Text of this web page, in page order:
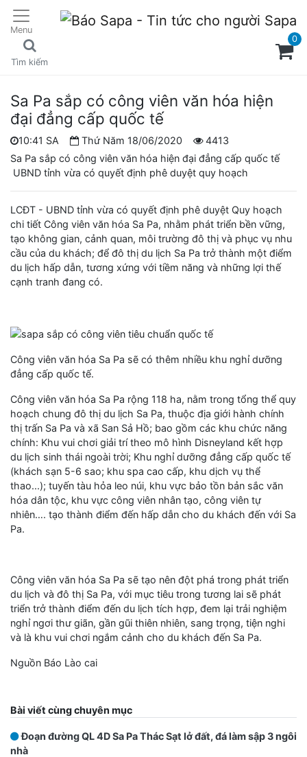
Menu
Tìm kiếm
0
Sa Pa sắp có công viên văn hóa hiện
đại đẳng cấp quốc tế
10:41 SA Thứ Năm 18/06/2020
4413
Sa Pa sắp có công viên văn hóa hiện đại đẳng cấp quốc tế
UBND tỉnh vừa có quyết định phê duyệt quy hoạch
LCĐT - UBND tỉnh vừa có quyết định phê duyệt Quy hoạch
chi tiết Công viên văn hóa Sa Pa, nhằm phát triển bền vững,
tạo không gian, cảnh quan, môi trường đô thị và phục vụ nhu
cầu của du khách; để đô thị du lịch Sa Pa trở thành một điểm
du lịch hấp dẫn, tương xứng với tiềm năng và những lợi thế
cạnh tranh đang có.
Công viên văn hóa Sa Pa sẽ có thêm nhiều khu nghỉ dưỡng
đẳng cấp quốc tế.
Công viên văn hóa Sa Pa rộng 118 ha, nằm trong tổng thể quy
hoạch chung đô thị du lịch Sa Pa, thuộc địa giới hành chính
thị trấn Sa Pa và xã San Sả Hồ; bao gồm các khu chức năng
chính: Khu vui chơi giải trí theo mô hình Disneyland kết hợp
du lịch sinh thái ngoài trời; Khu nghỉ dưỡng đẳng cấp quốc tế
(khách sạn 5-6 sao; khu spa cao cấp, khu dịch vụ thể
thao...); tuyến tàu hỏa leo núi, khu vực bảo tồn bản sắc văn
hóa dân tộc, khu vực công viên nhân tạo, công viên tự
nhiên…. tạo thành điểm đến hấp dẫn cho du khách đến với Sa
Pa.
Công viên văn hóa Sa Pa sẽ tạo nên đột phá trong phát triển
du lịch và đô thị Sa Pa, với mục tiêu trong tương lai sẽ phát
triển trở thành điểm đến du lịch tích hợp, đem lại trải nghiệm
nghỉ ngơi thư giãn, gần gũi thiên nhiên, sang trọng, tiện nghi
và là khu vui chơi ngắm cảnh cho du khách đến Sa Pa.
Nguồn Báo Lào cai
Bài viết cùng chuyên mục
Đoạn đường QL 4D Sa Pa Thác Sạt lở đất, đá làm sập 3 ngôi
nhà